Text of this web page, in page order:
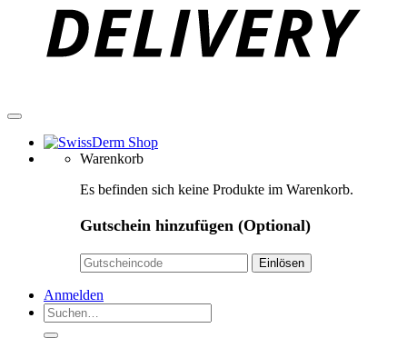
Warenkorb
Es befinden sich keine Produkte im Warenkorb.
Gutschein hinzufügen (Optional)
Anmelden
Suchen
nach: